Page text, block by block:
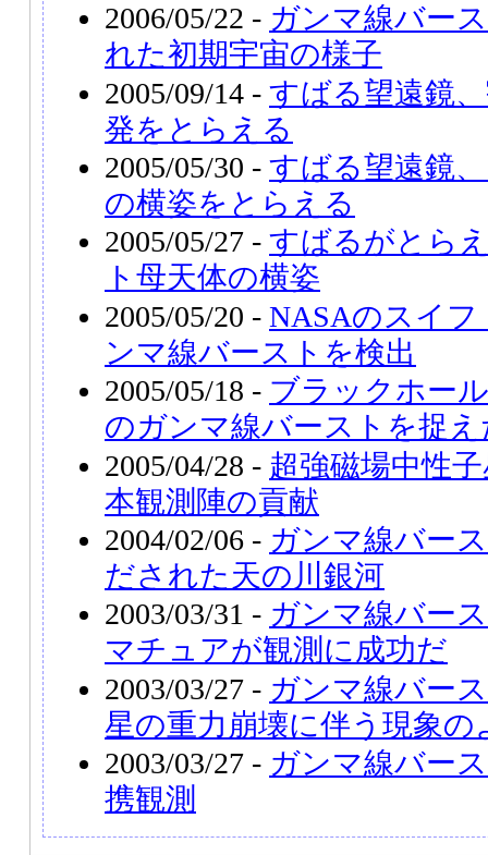
2006/05/22 - ガンマ線バー
れた初期宇宙の様子
2005/09/14 - すばる望遠鏡
発をとらえる
2005/05/30 - すばる望遠鏡
の横姿をとらえる
2005/05/27 - すばるがとら
ト母天体の横姿
2005/05/20 - NASAのスイフ
ンマ線バーストを検出
2005/05/18 - ブラックホー
のガンマ線バーストを捉え
2005/04/28 - 超強磁場中性
本観測陣の貢献
2004/02/06 - ガンマ線バー
だされた天の川銀河
2003/03/31 - ガンマ線バー
マチュアが観測に成功だ
2003/03/27 - ガンマ線バー
星の重力崩壊に伴う現象の
2003/03/27 - ガンマ線バー
携観測